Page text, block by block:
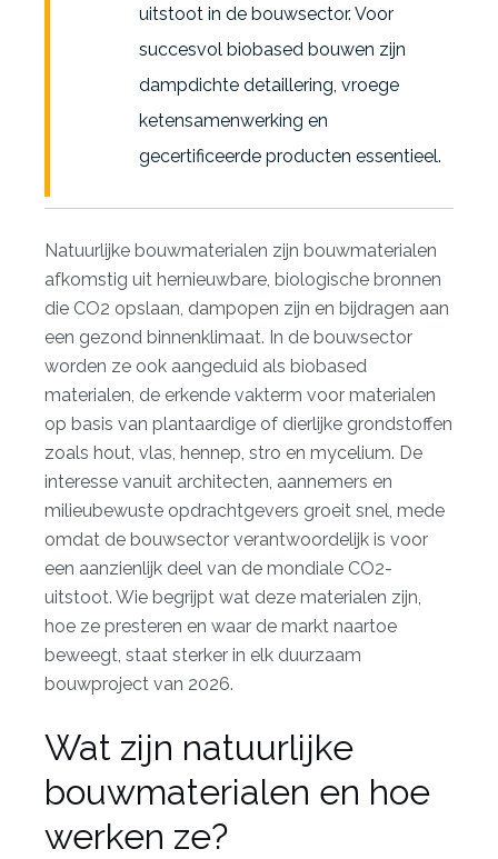
uitstoot in de bouwsector. Voor
succesvol biobased bouwen zijn
dampdichte detaillering, vroege
ketensamenwerking en
gecertificeerde producten essentieel.
Natuurlijke bouwmaterialen zijn bouwmaterialen
afkomstig uit hernieuwbare, biologische bronnen
die CO2 opslaan, dampopen zijn en bijdragen aan
een gezond binnenklimaat. In de bouwsector
worden ze ook aangeduid als biobased
materialen, de erkende vakterm voor materialen
op basis van plantaardige of dierlijke grondstoffen
zoals hout, vlas, hennep, stro en mycelium. De
interesse vanuit architecten, aannemers en
milieubewuste opdrachtgevers groeit snel, mede
omdat de bouwsector verantwoordelijk is voor
een aanzienlijk deel van de mondiale CO2-
uitstoot. Wie begrijpt wat deze materialen zijn,
hoe ze presteren en waar de markt naartoe
beweegt, staat sterker in elk duurzaam
bouwproject van 2026.
Wat zijn natuurlijke
bouwmaterialen en hoe
werken ze?